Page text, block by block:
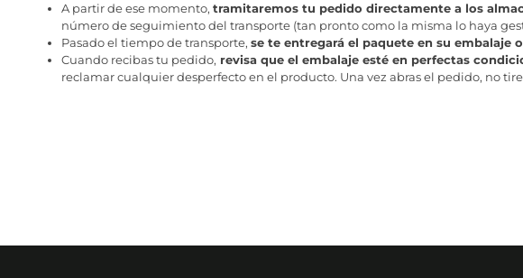
A partir de ese momento, tramitaremos tu pedido directamente a los
número de seguimiento del transporte (tan pronto como la misma lo haya
Pasado el tiempo de transporte, se te entregará el paquete en su embalaje
Cuando recibas tu pedido, revisa que el embalaje esté en perfectas
reclamar cualquier desperfecto en el producto. Una vez abras el pedido, no